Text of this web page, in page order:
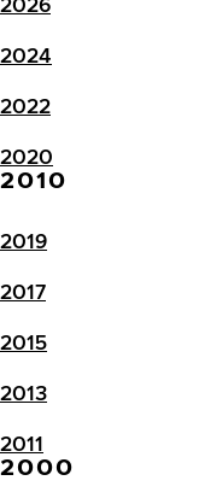
2024
2022
2020
2010
2019
2017
2015
2013
2011
2000